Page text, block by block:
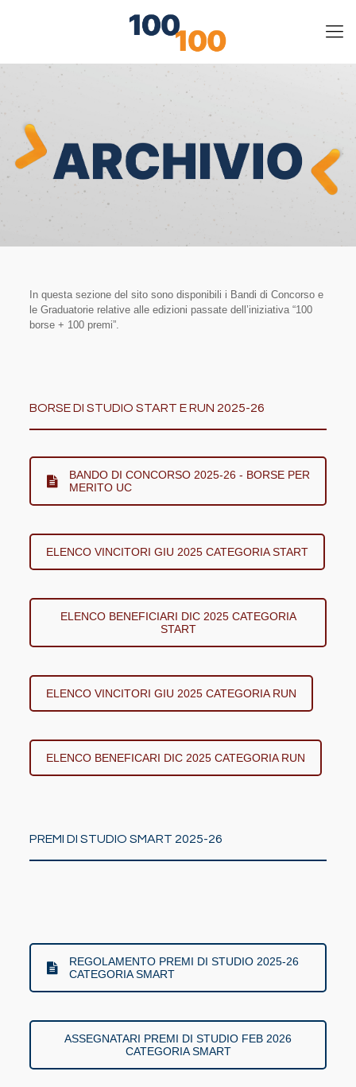
In questa sezione del sito sono disponibili i Bandi di Concorso e
le Graduatorie relative alle edizioni passate dell’iniziativa “100
borse + 100 premi”.
BORSE DI STUDIO START E RUN 2025-26
BANDO DI CONCORSO 2025-26 - BORSE PER
MERITO UC
ELENCO VINCITORI GIU 2025 CATEGORIA START
ELENCO BENEFICIARI DIC 2025 CATEGORIA
START
ELENCO VINCITORI GIU 2025 CATEGORIA RUN
ELENCO BENEFICARI DIC 2025 CATEGORIA RUN
PREMI DI STUDIO SMART 2025-26
REGOLAMENTO PREMI DI STUDIO 2025-26
CATEGORIA SMART
ASSEGNATARI PREMI DI STUDIO FEB 2026
CATEGORIA SMART